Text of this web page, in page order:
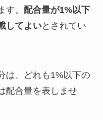
。 配合量が1%以下
してよいとされてい
は、どれも1%以下の
配合量を表しませ